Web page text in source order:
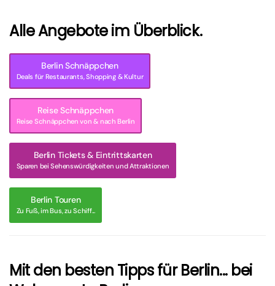
Alle Angebote im Überblick.
Berlin Schnäppchen
Deals für Restaurants, Shopping & Kultur
Reise Schnäppchen
Reise Schnäppchen von & nach Berlin
Berlin Tickets & Eintrittskarten
Sparen bei Sehenswürdigkeiten und Attraktionen
Berlin Touren
Zu Fuß, im Bus, zu Schiff...
Mit den besten Tipps für Berlin... bei